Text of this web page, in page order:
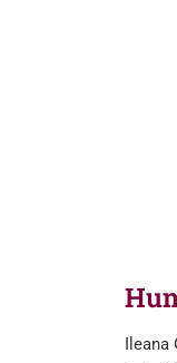
Ileana